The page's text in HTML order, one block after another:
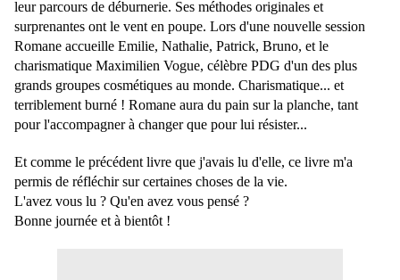
leur parcours de déburnerie. Ses méthodes originales et
surprenantes ont le vent en poupe. Lors d'une nouvelle session
Romane accueille Emilie, Nathalie, Patrick, Bruno, et le
charismatique Maximilien Vogue, célèbre PDG d'un des plus
grands groupes cosmétiques au monde. Charismatique... et
terriblement burné ! Romane aura du pain sur la planche, tant
pour l'accompagner à changer que pour lui résister...
Et comme le précédent livre que j'avais lu d'elle, ce livre m'a
permis de réfléchir sur certaines choses de la vie.
L'avez vous lu ? Qu'en avez vous pensé ?
Bonne journée et à bientôt !